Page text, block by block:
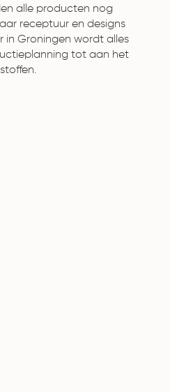
alle producten nog
receptuur en designs
in Groningen wordt alles
tot aan het